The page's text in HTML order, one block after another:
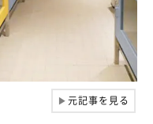
▶元記事を見る